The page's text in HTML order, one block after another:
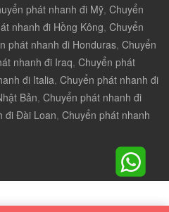
phát nhanh đi Mỹ, Chuyển
nhanh đi Hồng Kông, Chuyển
phát nhanh đi Honduras, Chuyển
nhanh đi Iraq, Chuyển phát
đi Italia, Chuyển phát nhanh đi
Bản, Chuyển phát nhanh đi
đi Đài Loan, Chuyển phát nhanh